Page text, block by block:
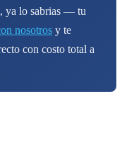
ya lo sabrias — tu
nosotros y te
con costo total a